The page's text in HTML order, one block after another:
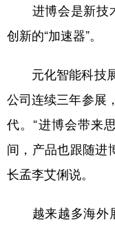
Русский язык
Deutsch
进博会是新技术
创新的“加速器”。
元化智能科技展
公司连续三年参展
代。“进博会带来
间，产品也跟随进
长孟李艾俐说。
越来越多海外展